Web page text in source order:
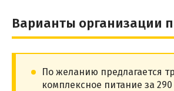
Варианты организации
По желанию предлагается
комплексное питание за